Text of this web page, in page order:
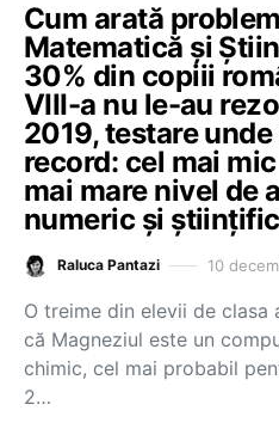
Cum arată
Matematică și
30% din copiii
VIII-a nu le-au
2019, testare
record: cel mai
mai mare nivel de
numeric și
Raluca Pantazi 10
O treime din elevii de clasa
că Magneziul este un
chimic, cel mai probabil
2…